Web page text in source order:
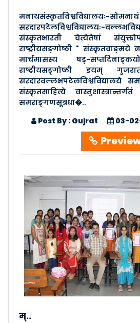
मनाथसंस्कृतविश्वविद्यालयः-सोमनाथं
सरदारपटेलविश्वविद्यालयः-
संस्कृतभारती चेत्येतेषां
राष्ट्रीयसङ्गोष्ठी " संस्कृतवाङ्मये
मार्चमासस्य षड्-
राष्ट्रीयसङ्गोष्ठी इयम्
सरदारवल्लभपटेलविश्वविद्यालये
संस्कृतसाहित्ये
समराङ्गणसूत्रधा�..
Post By : Gujrat
03-
म्..